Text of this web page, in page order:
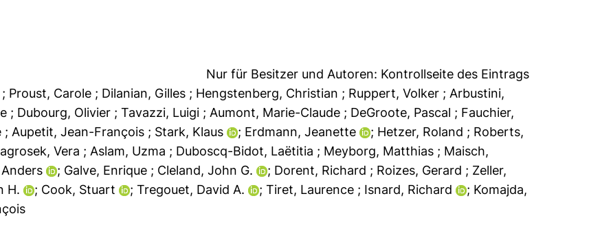
Nur für Besitzer und Autoren: Kontrollseite des Eintrags
; Proust, Carole ; Dilanian, Gilles ; Hengstenberg, Christian ; Ruppert, Volker ; Arbustini,
; Dubourg, Olivier ; Tavazzi, Luigi ; Aumont, Marie-Claude ; DeGroote, Pascal ; Fauchier,
; Aupetit, Jean-François ; Stark, Klaus ; Erdmann, Jeanette ; Hetzer, Roland ; Roberts,
Vera ; Aslam, Uzma ; Duboscq-Bidot, Laëtitia ; Meyborg, Matthias ; Maisch,
Anders ; Galve, Enrique ; Cleland, John G. ; Dorent, Richard ; Roizes, Gerard ; Zeller,
H. ; Cook, Stuart ; Tregouet, David A. ; Tiret, Laurence ; Isnard, Richard
; Komajda,